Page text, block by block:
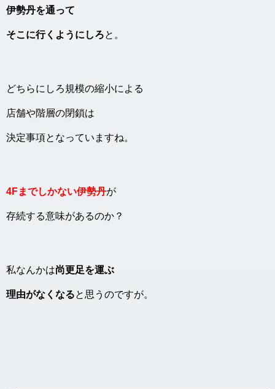
伊勢丹を通って
そこに行くようにしろと。
どちらにしろ規模の縮小による
店舗や階層の閉鎖は
決定事項となっていますね。
4Fまでしかない伊勢丹が
存続する意味があるのか？
私なんかは尚更足を運ぶ
理由がなくなると思うのですが。